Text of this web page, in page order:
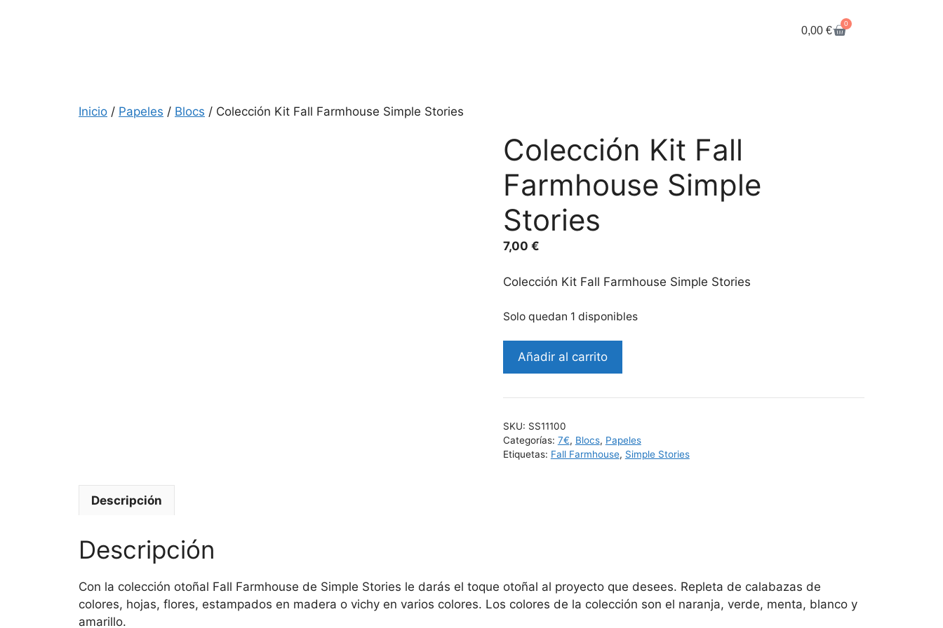
0,00 €
0
Inicio / Papeles / Blocs / Colección Kit Fall Farmhouse Simple Stories
Colección Kit Fall
Farmhouse Simple
Stories
7,00 €
Colección Kit Fall Farmhouse Simple Stories
Solo quedan 1 disponibles
Añadir al carrito
SKU: SS11100
Categorías: 7€, Blocs, Papeles
Etiquetas: Fall Farmhouse, Simple Stories
Descripción
Descripción
Con la colección otoñal Fall Farmhouse de Simple Stories le darás el toque otoñal al proyecto que desees. Repleta de calabazas de
colores, hojas, flores, estampados en madera o vichy en varios colores. Los colores de la colección son el naranja, verde, menta, blanco y
amarillo.